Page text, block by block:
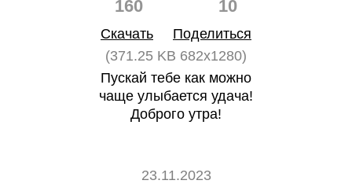
160 10
Скачать
Поделиться
(371.25 KB 682x1280)
Пускай тебе как можно
чаще улыбается удача!
Доброго утра!
23.11.2023